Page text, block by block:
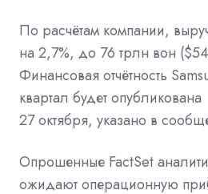
По расчётам компании,
на 2,7%, до 76 трлн вон
Финансовая отчётность
квартал будет опубликована
27 октября, указано в
Опрошенные FactSet
ожидают операционную